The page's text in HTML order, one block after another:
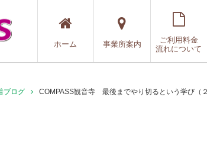
ホーム 事業所案内
ご利用料金
流れについて
ブログ COMPASS観音寺 最後までやり切るという学び（２